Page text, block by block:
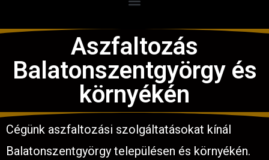
Aszfaltozás
Balatonszentgyörgy és
környékén
Cégünk aszfaltozási szolgáltatásokat kínál
Balatonszentgyörgy településen és környékén.